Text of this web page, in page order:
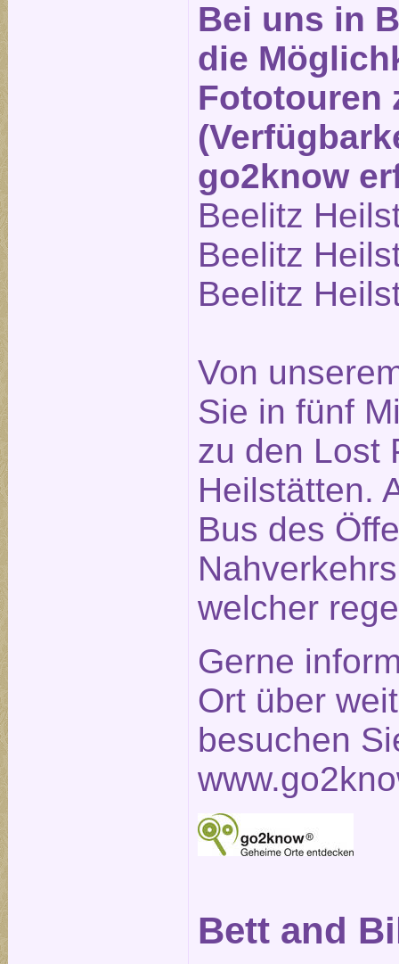
Bei uns in
die
Fototouren
go2know
Beelitz
Beelitz
Beelitz
Von
Sie in fünf
zu den Lost
Heilstätten.
Bus des
welcher
Gerne
Ort über
besuchen
Bett and